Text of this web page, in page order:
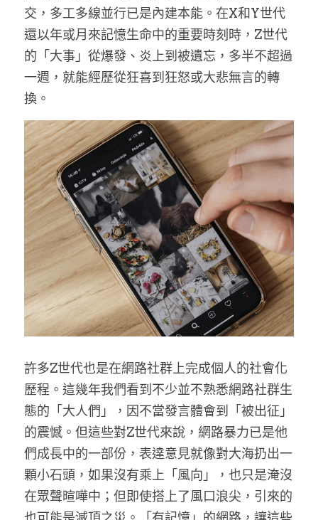
交，多工多線並行已是內建本能。在X和Y世代
還以年或月來記憶生命中的重要時刻時，Z世代
的「大事」從爆發、炎上到被遺忘，多半不超過
一週，就能經歷從狂喜到狂怒或大悲無言的轉
換。
許多Z世代也是在網路社群上完成個人的社會化
歷程。這幾年我們看到不少並不熟悉網路社群生
態的「大人們」，因不當發言體會到「被出征」
的震憾。但這些對Z世代來說，網路暴力已是他
們成長中的一部份，表達意見就像對大海扔出一
顆小石頭，如果沒有乘上「風向」，也只是淹沒
在眾聲暄嘩中；但即使搭上了風口浪尖，引來的